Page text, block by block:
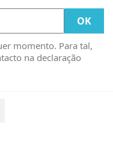
momento. Para tal,
na declaração